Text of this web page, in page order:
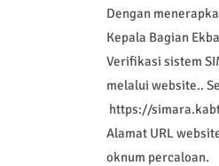
Dengan
Kepala Bagian
Verifikasi sistem
melalui website..
https://
Alamat URL
oknum percaloan.